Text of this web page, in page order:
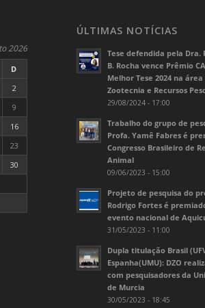
2026
D
2
9
16
23
30
ÚLTIMAS NOTÍCIAS
Tese defendida pela Dra.
B. Rocha vence Prêmio
Melhor Tese 2024 na
Zootecnia e Recursos
29/08/2024 - 17:00
Trabalho do grupo de
Profa. Yamê Fabres é
Congresso Brasileiro de
Animal
09/06/2023 - 15:00
Projeto de pesquisa do
Rodrigo Fortes é
evento nacional de
31/05/2023 - 11:00
Dupla titulação Brasil
Espanha(UMU): DZO
com pesquisadores da
de Murcia
30/05/2023 - 18:45